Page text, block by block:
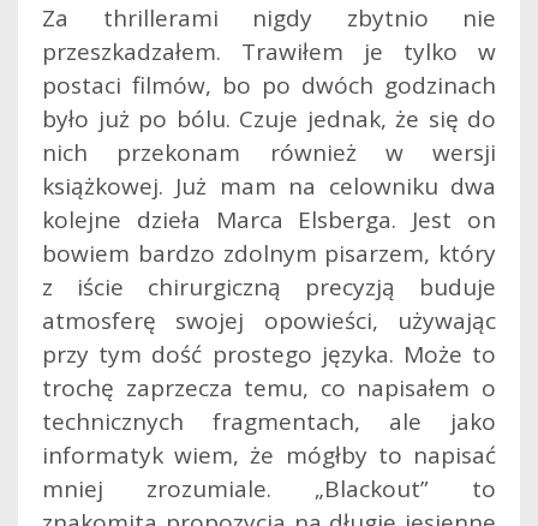
Za thrillerami nigdy zbytnio nie
przeszkadzałem. Trawiłem je tylko w
postaci filmów, bo po dwóch godzinach
było już po bólu. Czuje jednak, że się do
nich przekonam również w wersji
książkowej. Już mam na celowniku dwa
kolejne dzieła Marca Elsberga. Jest on
bowiem bardzo zdolnym pisarzem, który
z iście chirurgiczną precyzją buduje
atmosferę swojej opowieści, używając
przy tym dość prostego języka. Może to
trochę zaprzecza temu, co napisałem o
technicznych fragmentach, ale jako
informatyk wiem, że mógłby to napisać
mniej zrozumiale. „Blackout” to